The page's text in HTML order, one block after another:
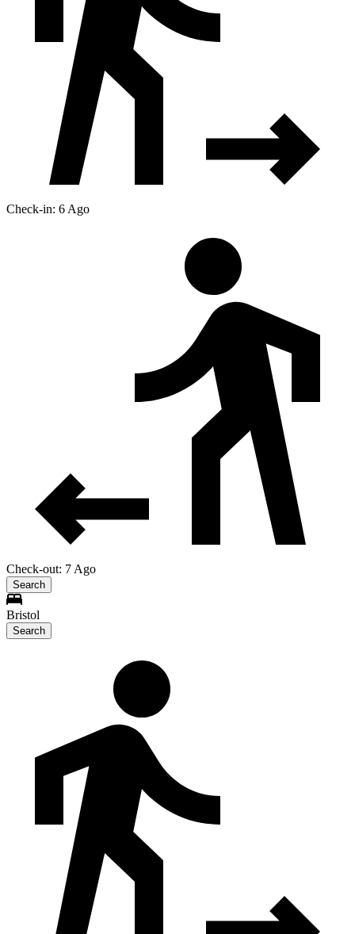
Check-in: 6 Ago
Check-out: 7 Ago
Search
Bristol
Search